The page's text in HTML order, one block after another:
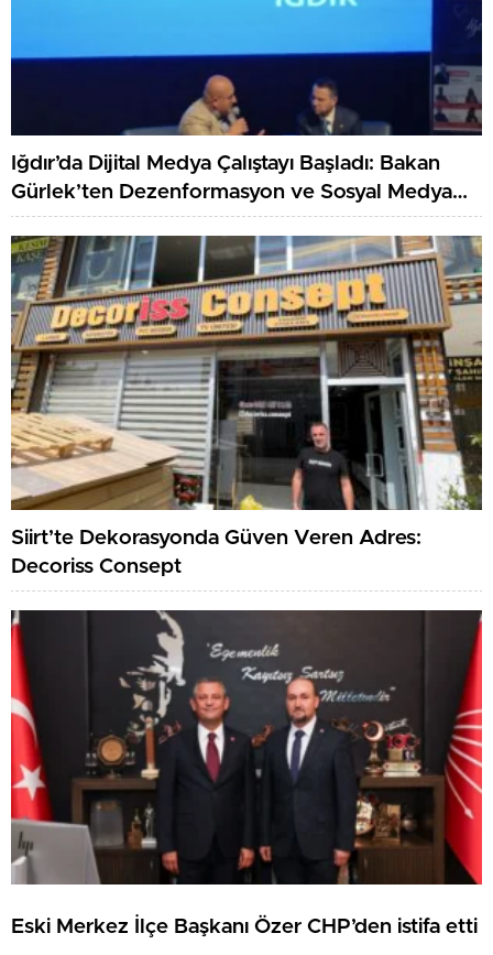
Iğdır’da Dijital Medya Çalıştayı Başladı: Bakan
Gürlek’ten Dezenformasyon ve Sosyal Medya
Düzenlemesi Mesajı
Siirt’te Dekorasyonda Güven Veren Adres:
Decoriss Consept
Eski Merkez İlçe Başkanı Özer CHP’den istifa etti